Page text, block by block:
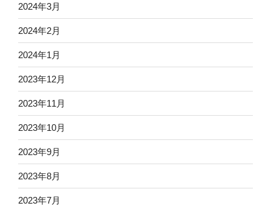
2024年3月
2024年2月
2024年1月
2023年12月
2023年11月
2023年10月
2023年9月
2023年8月
2023年7月